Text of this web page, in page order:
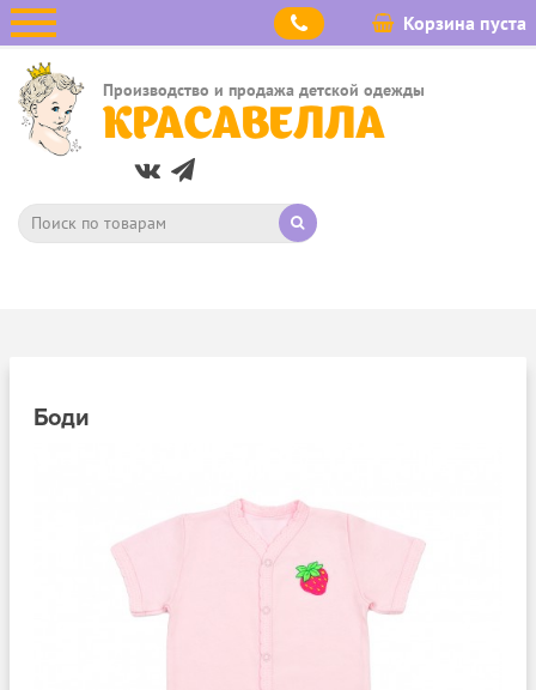
Производство и продажа детской одежды
КРАСАВЕЛЛА
Корзина пуста
Боди